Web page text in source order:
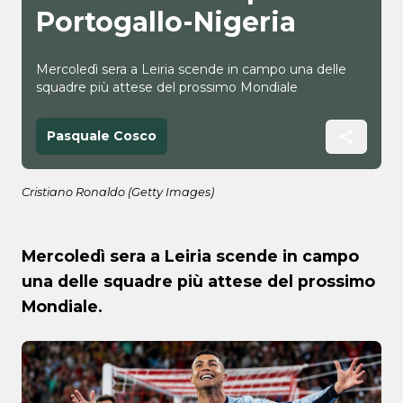
Portogallo-Nigeria
Mercoledì sera a Leiria scende in campo una delle
squadre più attese del prossimo Mondiale
Pasquale Cosco
Cristiano Ronaldo (Getty Images)
Mercoledì sera a Leiria scende in campo
una delle squadre più attese del prossimo
Mondiale.